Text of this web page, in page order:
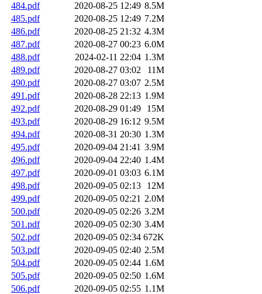
484.pdf 2020-08-25 12:49 8.5M
485.pdf
2020-08-25 12:49 7.2M
486.pdf
2020-08-25 21:32 4.3M
487.pdf
2020-08-27 00:23 6.0M
488.pdf
2024-02-11 22:04 1.3M
489.pdf
2020-08-27 03:02
11M
490.pdf
2020-08-27 03:07 2.5M
491.pdf
2020-08-28 22:13 1.9M
492.pdf
2020-08-29 01:49
15M
493.pdf
2020-08-29 16:12 9.5M
494.pdf
2020-08-31 20:30 1.3M
495.pdf
2020-09-04 21:41 3.9M
496.pdf
2020-09-04 22:40 1.4M
497.pdf
2020-09-01 03:03 6.1M
498.pdf
2020-09-05 02:13
12M
499.pdf
2020-09-05 02:21 2.0M
500.pdf
2020-09-05 02:26 3.2M
501.pdf
2020-09-05 02:30 3.4M
502.pdf
2020-09-05 02:34 672K
503.pdf
2020-09-05 02:40 2.5M
504.pdf
2020-09-05 02:44 1.6M
505.pdf
2020-09-05 02:50 1.6M
506.pdf
2020-09-05 02:55 1.1M